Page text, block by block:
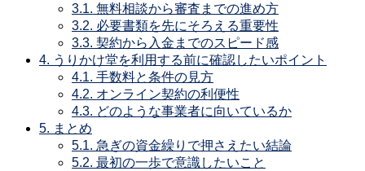
3.1. 無料相談から審査までの進め方
3.2. 必要書類を先にそろえる重要性
3.3. 契約から入金までのスピード感
4. うりかけ堂を利用する前に確認したいポイント
4.1. 手数料と条件の見方
4.2. オンライン契約の利便性
4.3. どのような事業者に向いているか
5. まとめ
5.1. 急ぎの資金繰りで押さえたい結論
5.2. 最初の一歩で意識したいこと